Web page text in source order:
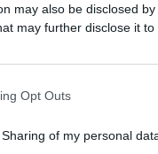
may also be disclosed
may further disclose it to
Opt Outs
of my personal